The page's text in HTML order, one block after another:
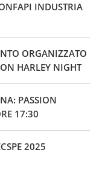
INDUSTRIA
ORGANIZZATO
HARLEY NIGHT
PASSION
17:30
2025